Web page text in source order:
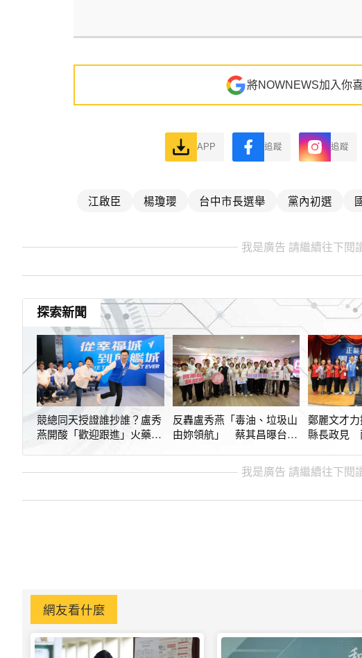
將NOWNEWS加入你
APP 追蹤 追蹤
江啟臣 楊瓊瓔 台中市長選舉 黨內初選
我是廣告 請繼續往下閱
探索新聞
競總同天授證誰抄誰？盧秀
燕開酸「歡迎跟進」火藥味
反轟盧秀燕「毒油、垃圾山
由妳領航」 蔡其昌曝台中
鄭麗文才
縣長政見
我是廣告 請繼續往下閱
網友看什麼